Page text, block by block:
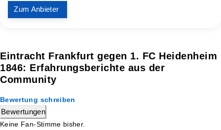
Zum Anbieter
Eintracht Frankfurt gegen 1. FC Heidenheim
1846: Erfahrungsberichte aus der
Community
Bewertung schreiben
Bewertungen
Keine Fan-Stimme bisher.